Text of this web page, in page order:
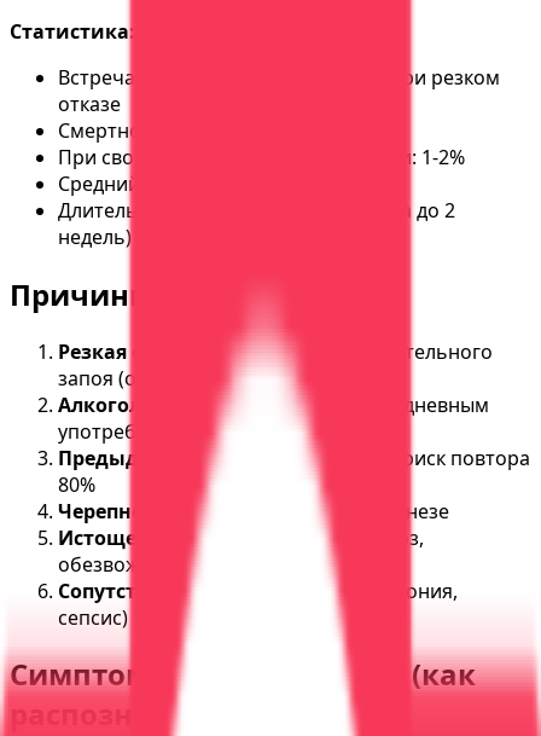
Статистика:
Встречается у 15-20% алкоголиков при резком
отказе
Смертность без лечения: 10-15%
При своевременной госпитализации: 1-2%
Средний возраст: 45-55 лет
Длительность: от 3 до 7 дней (иногда до 2
недель)
Причины белой горячки
Резкая отмена алкоголя
после длительного
запоя (от 7 дней)
Алкогольный стаж
от 5-7 лет с ежедневным
употреблением
Предыдущие эпизоды
делирия — риск повтора
80%
Черепно-мозговые травмы
в анамнезе
Истощение организма
(авитаминоз,
обезвоживание)
Сопутствующие инфекции(пневмония,
сепсис)
Симптомы белой горячки (как
распознать)